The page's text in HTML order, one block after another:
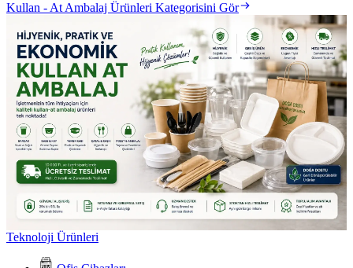
Kullan - At Ambalaj Ürünleri Kategorisini Gör
Teknoloji Ürünleri